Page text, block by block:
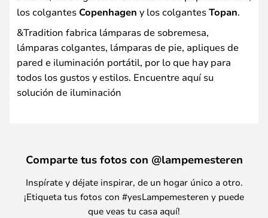
los colgantes Copenhagen y los colgantesTopan.
&Tradition fabrica lámparas de sobremesa,
lámparas colgantes, lámparas de pie, apliques de
pared e iluminación portátil, por lo que hay para
todos los gustos y estilos. Encuentre aquí su
solución de iluminación
Comparte tus fotos con @lampemesteren
Inspírate y déjate inspirar, de un hogar único a otro.
¡Etiqueta tus fotos con #yesLampemesteren y puede
que veas tu casa aquí!